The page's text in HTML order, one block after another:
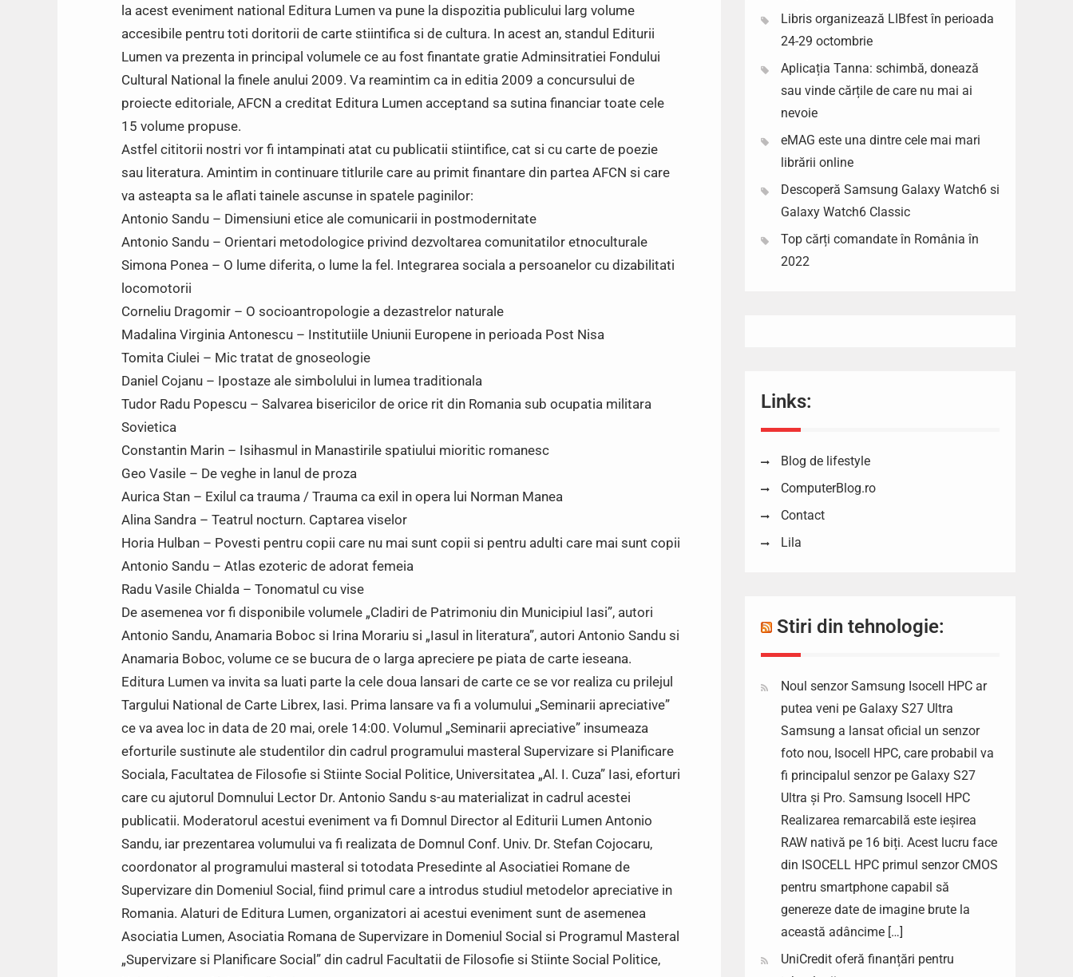
la acest eveniment national Editura Lumen va pune la dispozitia publicului larg volume
accesibile pentru toti doritorii de carte stiintifica si de cultura. In acest an, standul Editurii
Lumen va prezenta in principal volumele ce au fost finantate gratie Adminsitratiei Fondului
Cultural National la finele anului 2009. Va reamintim ca in editia 2009 a concursului de
proiecte editoriale, AFCN a creditat Editura Lumen acceptand sa sutina financiar toate cele
15 volume propuse.
Astfel cititorii nostri vor fi intampinati atat cu publicatii stiintifice, cat si cu carte de poezie
sau literatura. Amintim in continuare titlurile care au primit finantare din partea AFCN si care
va asteapta sa le aflati tainele ascunse in spatele paginilor:
Antonio Sandu – Dimensiuni etice ale comunicarii in postmodernitate
Antonio Sandu – Orientari metodologice privind dezvoltarea comunitatilor etnoculturale
Simona Ponea – O lume diferita, o lume la fel. Integrarea sociala a persoanelor cu dizabilitati
locomotorii
Corneliu Dragomir – O socioantropologie a dezastrelor naturale
Madalina Virginia Antonescu – Institutiile Uniunii Europene in perioada Post Nisa
Tomita Ciulei – Mic tratat de gnoseologie
Daniel Cojanu – Ipostaze ale simbolului in lumea traditionala
Tudor Radu Popescu – Salvarea bisericilor de orice rit din Romania sub ocupatia militara
Sovietica
Constantin Marin – Isihasmul in Manastirile spatiului mioritic romanesc
Geo Vasile – De veghe in lanul de proza
Aurica Stan – Exilul ca trauma / Trauma ca exil in opera lui Norman Manea
Alina Sandra – Teatrul nocturn. Captarea viselor
Horia Hulban – Povesti pentru copii care nu mai sunt copii si pentru adulti care mai sunt copii
Antonio Sandu – Atlas ezoteric de adorat femeia
Radu Vasile Chialda – Tonomatul cu vise
De asemenea vor fi disponibile volumele „Cladiri de Patrimoniu din Municipiul Iasi”, autori
Antonio Sandu, Anamaria Boboc si Irina Morariu si „Iasul in literatura”, autori Antonio Sandu si
Anamaria Boboc, volume ce se bucura de o larga apreciere pe piata de carte ieseana.
Editura Lumen va invita sa luati parte la cele doua lansari de carte ce se vor realiza cu prilejul
Targului National de Carte Librex, Iasi. Prima lansare va fi a volumului „Seminarii apreciative”
ce va avea loc in data de 20 mai, orele 14:00. Volumul „Seminarii apreciative” insumeaza
eforturile sustinute ale studentilor din cadrul programului masteral Supervizare si Planificare
Sociala, Facultatea de Filosofie si Stiinte Social Politice, Universitatea „Al. I. Cuza” Iasi, eforturi
care cu ajutorul Domnului Lector Dr. Antonio Sandu s-au materializat in cadrul acestei
publicatii. Moderatorul acestui eveniment va fi Domnul Director al Editurii Lumen Antonio
Sandu, iar prezentarea volumului va fi realizata de Domnul Conf. Univ. Dr. Stefan Cojocaru,
coordonator al programului masteral si totodata Presedinte al Asociatiei Romane de
Supervizare din Domeniul Social, fiind primul care a introdus studiul metodelor apreciative in
Romania. Alaturi de Editura Lumen, organizatori ai acestui eveniment sunt de asemenea
Asociatia Lumen, Asociatia Romana de Supervizare in Domeniul Social si Programul Masteral
„Supervizare si Planificare Social” din cadrul Facultatii de Filosofie si Stiinte Social Politice,
Libris organizează LIBfest în perioada
24-29 octombrie
Aplicația Tanna: schimbă, donează
sau vinde cărțile de care nu mai ai
nevoie
eMAG este una dintre cele mai mari
librării online
Descoperă Samsung Galaxy Watch6 si
Galaxy Watch6 Classic
Top cărți comandate în România în
2022
Links:
Blog de lifestyle
ComputerBlog.ro
Contact
Lila
Stiri din tehnologie:
Noul senzor Samsung Isocell HPC ar
putea veni pe Galaxy S27 Ultra
Samsung a lansat oficial un senzor
foto nou, Isocell HPC, care probabil va
fi principalul senzor pe Galaxy S27
Ultra și Pro. Samsung Isocell HPC
Realizarea remarcabilă este ieșirea
RAW nativă pe 16 biți. Acest lucru face
din ISOCELL HPC primul senzor CMOS
pentru smartphone capabil să
genereze date de imagine brute la
această adâncime […]
UniCredit oferă finanțări pentru